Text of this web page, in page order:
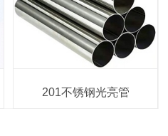
201不锈钢光亮管